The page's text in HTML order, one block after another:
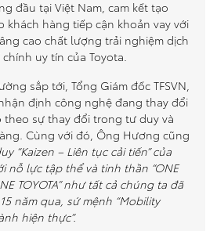
đầu tại Việt Nam, cam kết tạo
khách hàng tiếp cận khoản vay với
cao chất lượng trải nghiệm dịch
uy tín của Toyota.
sắp tới, Tổng Giám đốc TFSVN,
định công nghệ đang thay đổi
theo sự thay đổi trong tư duy và
Cùng với đó, Ông Hương cũng
“Kaizen – Liên tục cải tiến” của
nỗ lực tập thể và tinh thần “ONE
TOYOTA” như tất cả chúng ta đã
năm qua, sứ mệnh “Mobility
hiện thực”.